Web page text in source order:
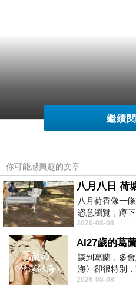
繼續
你可能感興趣的文章
八月八日 荷
八月荷香像一
恣意瀏覽，蹲
時我把美麗的
2026-08-08
談到葛蘭，多
海〉卻很特別
心演戲。拍攝
2026-08-08